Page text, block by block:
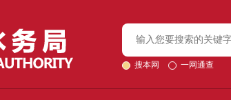
搜本网 一网通查